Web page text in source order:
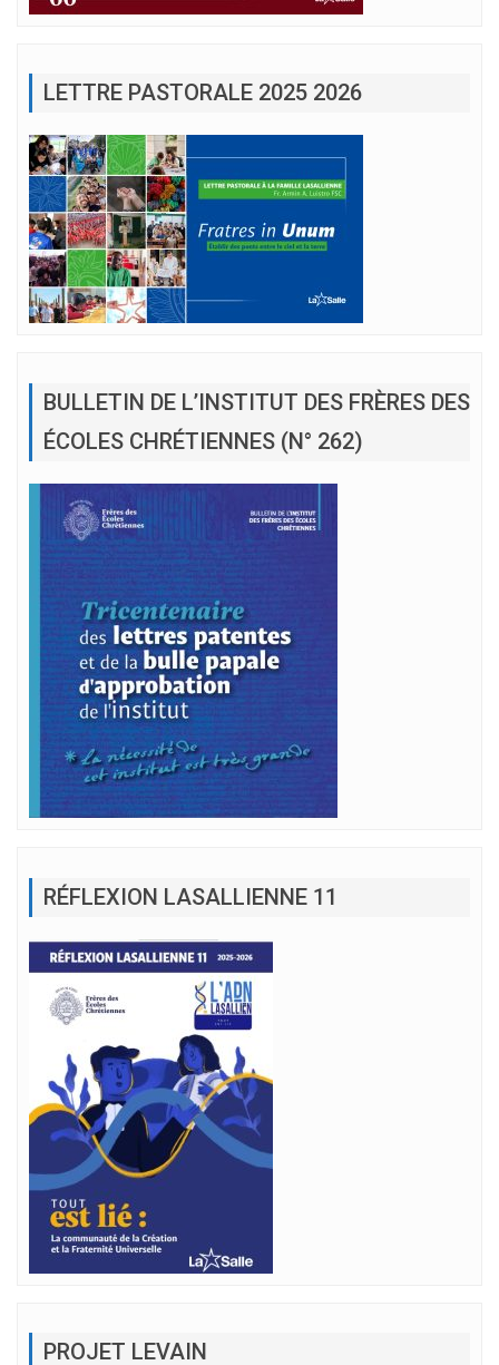
LETTRE PASTORALE 2025 2026
BULLETIN DE L’INSTITUT DES FRÈRES DES
ÉCOLES CHRÉTIENNES (N° 262)
RÉFLEXION LASALLIENNE 11
PROJET LEVAIN